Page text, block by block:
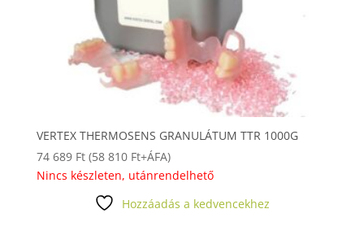
VERTEX THERMOSENS GRANULÁTUM TTR 1000G
74 689 Ft (58 810 Ft+ÁFA)
Nincs készleten, utánrendelhető
Hozzáadás a kedvencekhez